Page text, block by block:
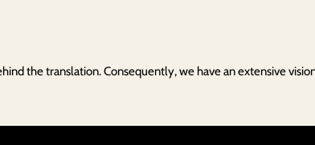
the translation. Consequently, we have an extensive